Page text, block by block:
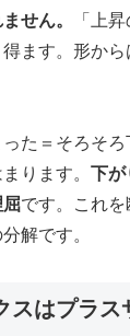
せん。
「上
ます。形か
た＝そろそ
ります。 下が
屈です。これ
解です。
スはプラ